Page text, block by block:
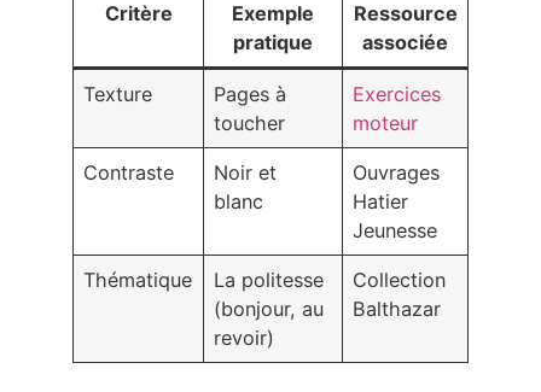
Critère
Exemple
pratique
Ressource
associée
Texture
Pages à
toucher
Exercices
moteur
Contraste
Noir et
blanc
Ouvrages
Hatier
Jeunesse
Thématique
La politesse
(bonjour, au
revoir)
Collection
Balthazar